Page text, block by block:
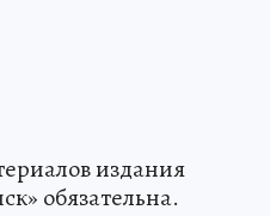
издания
обязательна.